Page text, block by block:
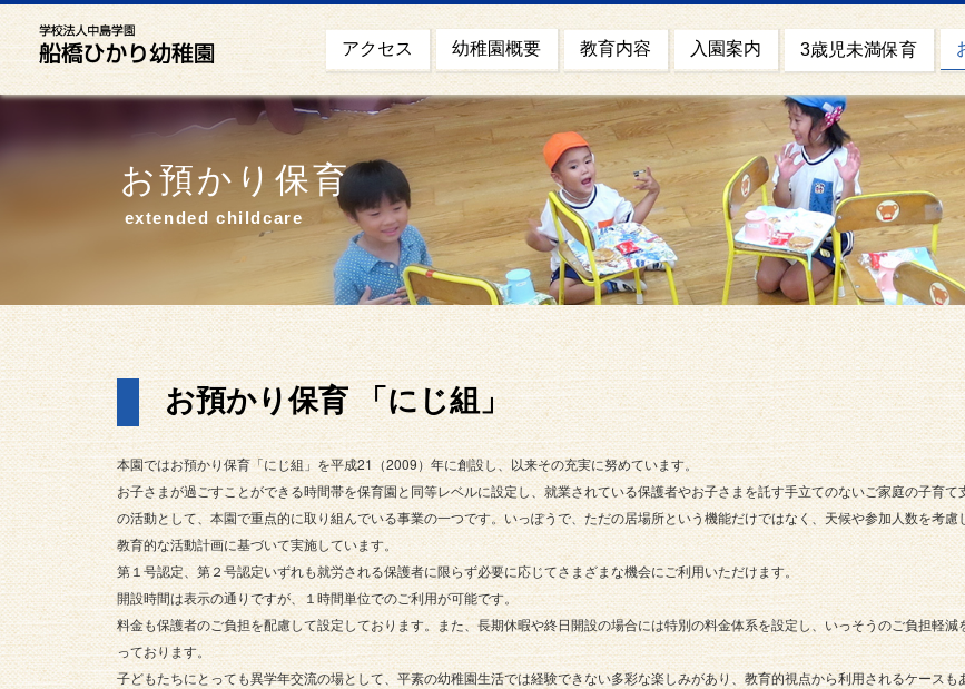
アクセス 幼稚園概要 教育内容 入園案内 3歳児未満保育
お預かり保育
extended childcare
お預かり保育 「にじ組」
本園ではお預かり保育「にじ組」を平成21（2009）年に創設し、以来その充実に努めています。
お子さまが過ごすことができる時間帯を保育園と同等レベルに設定し、就業されている保護者やお子さまを託す手立てのないご家庭の子育て
の活動として、本園で重点的に取り組んでいる事業の一つです。いっぽうで、ただの居場所という機能だけではなく、天候や参加人数を考慮
教育的な活動計画に基づいて実施しています。
第１号認定、第２号認定いずれも就労される保護者に限らず必要に応じてさまざまな機会にご利用いただけます。
開設時間は表示の通りですが、１時間単位でのご利用が可能です。
料金も保護者のご負担を配慮して設定しております。また、長期休暇や終日開設の場合には特別の料金体系を設定し、いっそうのご負担軽減
っております。
子どもたちにとっても異学年交流の場として、平素の幼稚園生活では経験できない多彩な楽しみがあり、教育的視点から利用されるケースも